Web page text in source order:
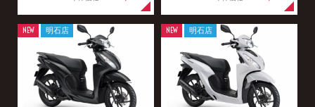
NEW 明石店 NEW 明石店